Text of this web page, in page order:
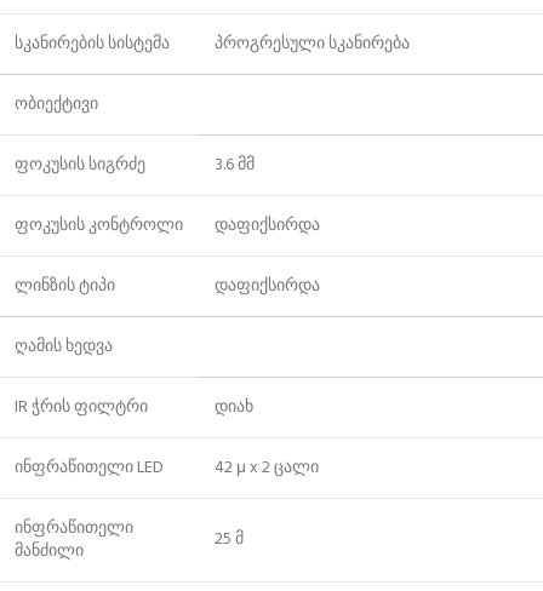
სკანირების სისტემა პროგრესული სკანირება
ობიექტივი
ფოკუსის სიგრძე 3.6 მმ
ფოკუსის კონტროლი დაფიქსირდა
ლინზის ტიპი დაფიქსირდა
ღამის ხედვა
IR ჭრის ფილტრი დიახ
ინფრაწითელი LED 42 μ x 2 ცალი
ინფრაწითელი
მანძილი
25 მ